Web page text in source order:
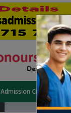
Admission Circular